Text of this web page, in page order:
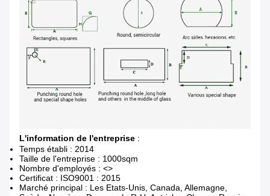
L'information de l'entreprise :
Temps établi : 2014
Taille de l'entreprise : 1000sqm
Nombre d'employés : <>
Certificat : ISO9001 : 2015
Marché principal : Les Etats-Unis, Canada, Allemagne,